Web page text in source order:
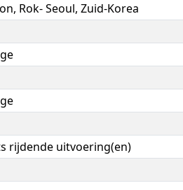
Rok- Seoul, Zuid-Korea
rijdende uitvoering(en)